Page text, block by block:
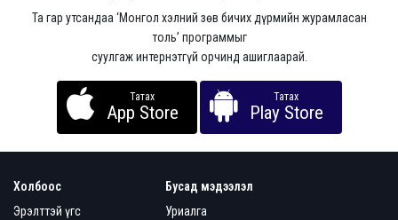
Та гар утсандаа ‘Монгол хэлний зөв бичих дүрмийн журамласан
толь’ программыг
суулгаж интернэтгүй орчинд ашиглаарай.
Татах
App Store
Татах
Play Store
Холбоос
Эрэлттэй үгс
Бусад мэдээлэл
Уриалга